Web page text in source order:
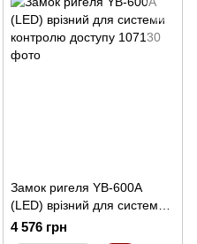
Замок ригеля YB-600A
(LED) врізний для системи
контролю доступу
4 576 грн